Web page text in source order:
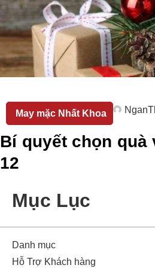
May mặc Nhất Khoa Ngan
Bí quyết chọn quà
12
Mục Lục
Danh mục
Hỗ Trợ Khách hàng